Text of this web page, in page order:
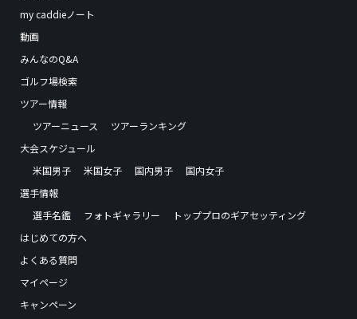
my caddieノート
動画
みんなのQ&A
ゴルフ場検索
ツアー情報
ツアーニュース
ツアーランキング
大会スケジュール
米国男子
米国女子 国内男子
国内女子
選手情報
選手名鑑
フォトギャラリー
トッププロのギアセッティング
はじめての方へ
よくある質問
マイページ
キャンペーン